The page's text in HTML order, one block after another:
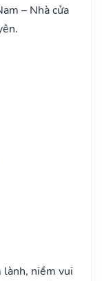
– Nhà cửa
lành, niềm vui